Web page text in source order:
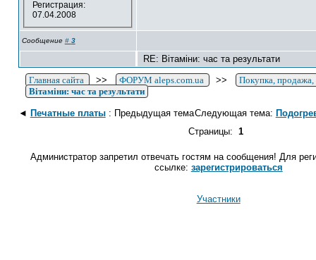
Регистрация:
07.04.2008
Сообщение # 3
RE: Вітаміни: час та результати
Главная сайта
>> ФОРУМ aleps.com.ua >>
Покупка, продажа,
Вітаміни: час та результати
◄ Печатные платы: Предыдущая темаСледующая тема:
Страницы: 1
Администратор запретил отвечать гостям на сообщения! Для
ссылке: зарегистрироваться
Участники